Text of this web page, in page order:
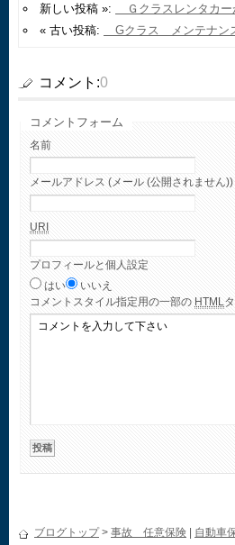
新しい投稿 »:
Ｇクラスレンタカー
« 古い投稿:
Gクラス メンテナン
コメント:0
コメントフォーム
名前
メールアドレス (メール (公開されません))
URI
プロフィールと個人設定
はい
いいえ
コメント スタイル指定用の一部の HTML
ブログトップ> 事故 任意保険 | 自動車